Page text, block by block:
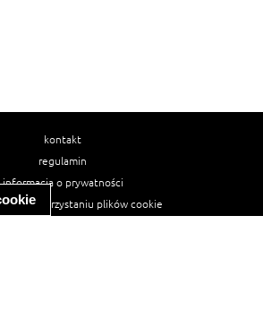
kontakt
regulamin
informacja o prywatności
o wykorzystaniu plików cookie